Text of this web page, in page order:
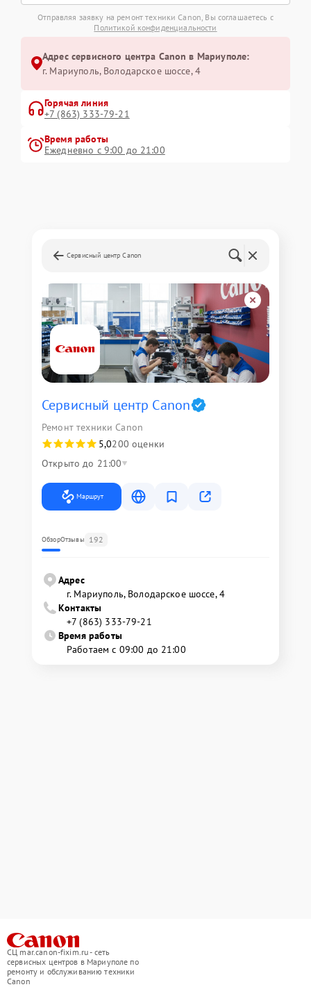
Отправляя заявку на ремонт техники Canon, Вы соглашаетесь с
Политикой конфиденциальности
Адрес сервисного центра Canon в Мариуполе:
г. Мариуполь, Володарское шоссе, 4
Горячая линия
+7 (863) 333-79-21
Время работы
Ежедневно с 9:00 до 21:00
Сервисный центр Canon
Сервисный центр Canon
Ремонт техники Canon
5,0200 оценки
Открыто до 21:00
Маршрут
ОбзорОтзывы 192
Адрес
г. Мариуполь, Володарское шоссе, 4
Контакты
+7 (863) 333-79-21
Время работы
Работаем с 09:00 до 21:00
СЦ mar.canon-fixim.ru - сеть
сервисных центров в Мариуполе по
ремонту и обслуживанию техники
Canon